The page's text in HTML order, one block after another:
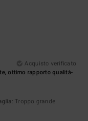
Acquisto verificato
ottimo rapporto qualità-
: Troppo grande